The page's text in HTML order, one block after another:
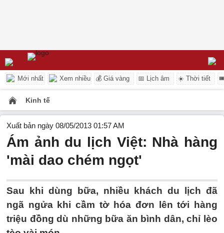
Mới nhất Xem nhiều 💰 Giá vàng 📅 Lịch âm ☀️ Thời tiết
Kinh tế
Xuất bản ngày 08/05/2013 01:57 AM
Ám ảnh du lịch Việt: Nhà hàng
'mài dao chém ngọt'
Sau khi dùng bữa, nhiều khách du lịch đã
ngã ngửa khi cầm tờ hóa đơn lên tới hàng
triệu đồng dù những bữa ăn bình dân, chỉ lèo